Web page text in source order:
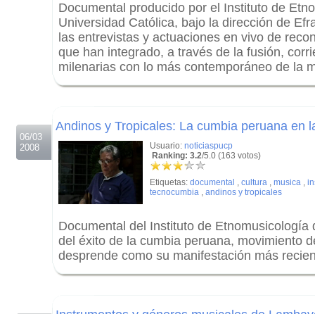
Documental producido por el Instituto de
Universidad Católica, bajo la dirección de
las entrevistas y actuaciones en vivo de
que han integrado, a través de la fusión,
milenarias con lo más contemporáneo de la
06/03
2008
Andinos y Tropicales: La cumbia peruana en
Usuario: noticiaspucp
Ranking: 3.2/5.0 (163 votos)
Etiquetas: documental , cultura , musica ,
tecnocumbia , andinos y tropicales
Documental del Instituto de Etnomusicología
del éxito de la cumbia peruana, movimiento
desprende como su manifestación más